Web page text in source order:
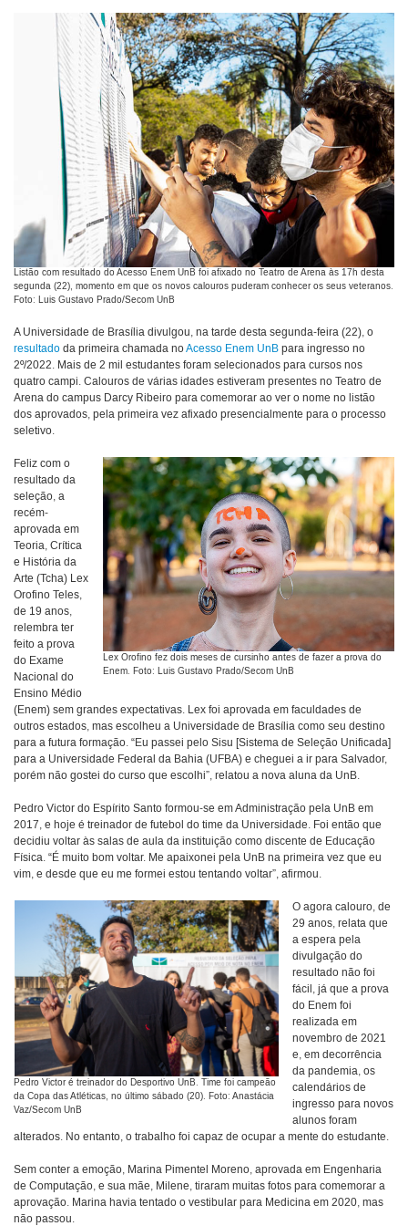
Listão com resultado do Acesso Enem UnB foi afixado no Teatro de Arena às 17h desta
segunda (22), momento em que os novos calouros puderam conhecer os seus veteranos.
Foto: Luis Gustavo Prado/Secom UnB
A Universidade de Brasília divulgou, na tarde desta segunda-feira (22), o
resultado da primeira chamada noAcesso Enem UnB para ingresso no
2º/2022. Mais de 2 mil estudantes foram selecionados para cursos nos
quatro campi. Calouros de várias idades estiveram presentes no Teatro de
Arena do campus Darcy Ribeiro para comemorar ao ver o nome no listão
dos aprovados, pela primeira vez afixado presencialmente para o processo
seletivo.
Lex Orofino fez dois meses de cursinho antes de fazer a prova do
Enem. Foto: Luis Gustavo Prado/Secom UnB
Feliz com o
resultado da
seleção, a
recém-
aprovada em
Teoria, Crítica
e História da
Arte (Tcha) Lex
Orofino Teles,
de 19 anos,
relembra ter
feito a prova
do Exame
Nacional do
Ensino Médio
(Enem) sem grandes expectativas. Lex foi aprovada em faculdades de
outros estados, mas escolheu a Universidade de Brasília como seu destino
para a futura formação. “Eu passei pelo Sisu [Sistema de Seleção Unificada]
para a Universidade Federal da Bahia (UFBA) e cheguei a ir para Salvador,
porém não gostei do curso que escolhi”, relatou a nova aluna da UnB.
Pedro Victor do Espírito Santo formou-se em Administração pela UnB em
2017, e hoje é treinador de futebol do time da Universidade. Foi então que
decidiu voltar às salas de aula da instituição como discente de Educação
Física. “É muito bom voltar. Me apaixonei pela UnB na primeira vez que eu
vim, e desde que eu me formei estou tentando voltar”, afirmou.
Pedro Victor é treinador do Desportivo UnB. Time foi campeão
da Copa das Atléticas, no último sábado (20). Foto: Anastácia
Vaz/Secom UnB
O agora calouro, de
29 anos, relata que
a espera pela
divulgação do
resultado não foi
fácil, já que a prova
do Enem foi
realizada em
novembro de 2021
e, em decorrência
da pandemia, os
calendários de
ingresso para novos
alunos foram
alterados. No entanto, o trabalho foi capaz de ocupar a mente do estudante.
Sem conter a emoção, Marina Pimentel Moreno, aprovada em Engenharia
de Computação, e sua mãe, Milene, tiraram muitas fotos para comemorar a
aprovação. Marina havia tentado o vestibular para Medicina em 2020, mas
não passou.